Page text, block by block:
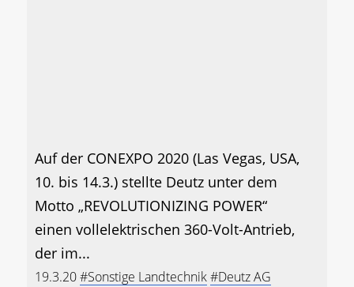
Auf der CONEXPO 2020 (Las Vegas, USA,
10. bis 14.3.) stellte Deutz unter dem
Motto „REVOLUTIONIZING POWER“
einen vollelektrischen 360-Volt-Antrieb,
der im...
19.3.20#Sonstige Landtechnik#Deutz AG